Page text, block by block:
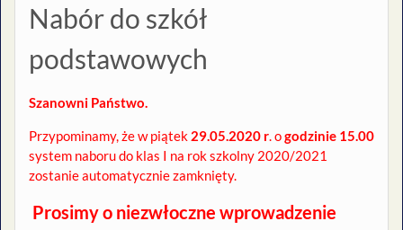
Nabór do szkół
podstawowych
Szanowni Państwo.
Przypominamy, że w piątek 29.05.2020 r. ogodzinie 15.00
system naboru do klas I na rok szkolny 2020/2021
zostanie automatycznie zamknięty.
Prosimy o niezwłoczne wprowadzenie